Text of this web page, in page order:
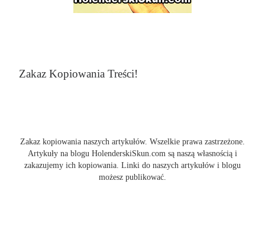
Zakaz Kopiowania Treści!
Zakaz kopiowania naszych artykułów. Wszelkie prawa zastrzeżone.
Artykuły na blogu HolenderskiSkun.com są naszą własnością i
zakazujemy ich kopiowania. Linki do naszych artykułów i blogu
możesz publikować.